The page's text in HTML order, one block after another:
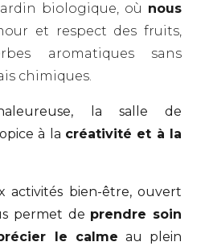
biologique, où nous
et respect des fruits,
aromatiques sans
chimiques.
la salle de
à la créativité et à la
activités bien-être, ouvert
permet de prendre soin
le calme au plein